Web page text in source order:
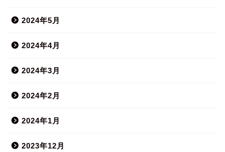
2024年5月
2024年4月
2024年3月
2024年2月
2024年1月
2023年12月